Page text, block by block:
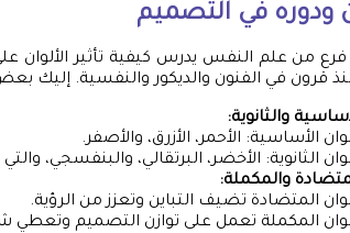
ودوره في التصميم
فرع من علم النفس يدرس كيفية تأثير الألوان
قرون في الفنون والديكور والنفسية. إليك بعض
والثانوية:
الأساسية: الأحمر، الأزرق، والأصفر.
الثانوية: الأخضر، البرتقالي، والبنفسجي،
والمكملة:
المتضادة تضيف التباين وتعزز من الرؤية.
المكملة تعمل على توازن التصميم وتعطي